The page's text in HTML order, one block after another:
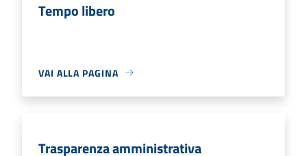
Tempo libero
VAI ALLA PAGINA
Trasparenza amministrativa